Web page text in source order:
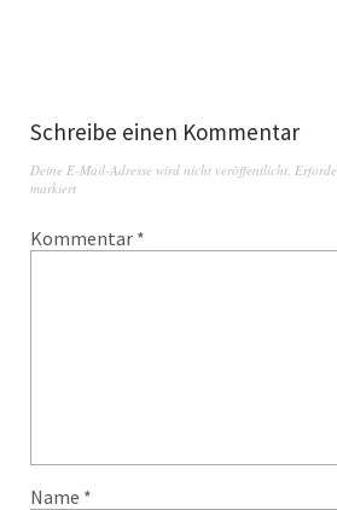
Schreibe einen Kommentar
Deine E-Mail-Adresse wird nicht veröffentlicht.
markiert
Kommentar *
Name *